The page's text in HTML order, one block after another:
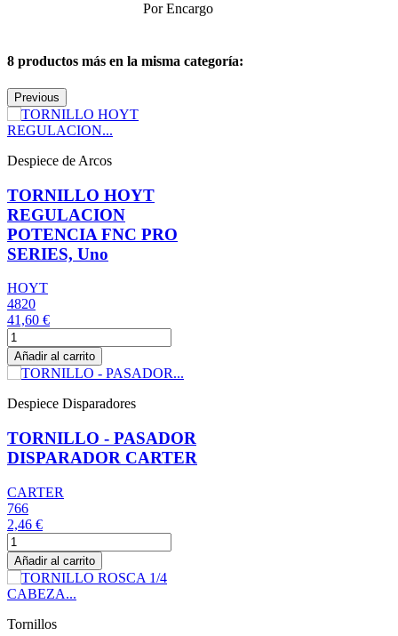
Por Encargo
8 productos más en la misma categoría:
Previous
Despiece de Arcos
TORNILLO HOYT
REGULACION
POTENCIA FNC PRO
SERIES, Uno
HOYT
4820
41,60 €
Añadir al carrito
Despiece Disparadores
TORNILLO - PASADOR
DISPARADOR CARTER
CARTER
766
2,46 €
Añadir al carrito
Tornillos